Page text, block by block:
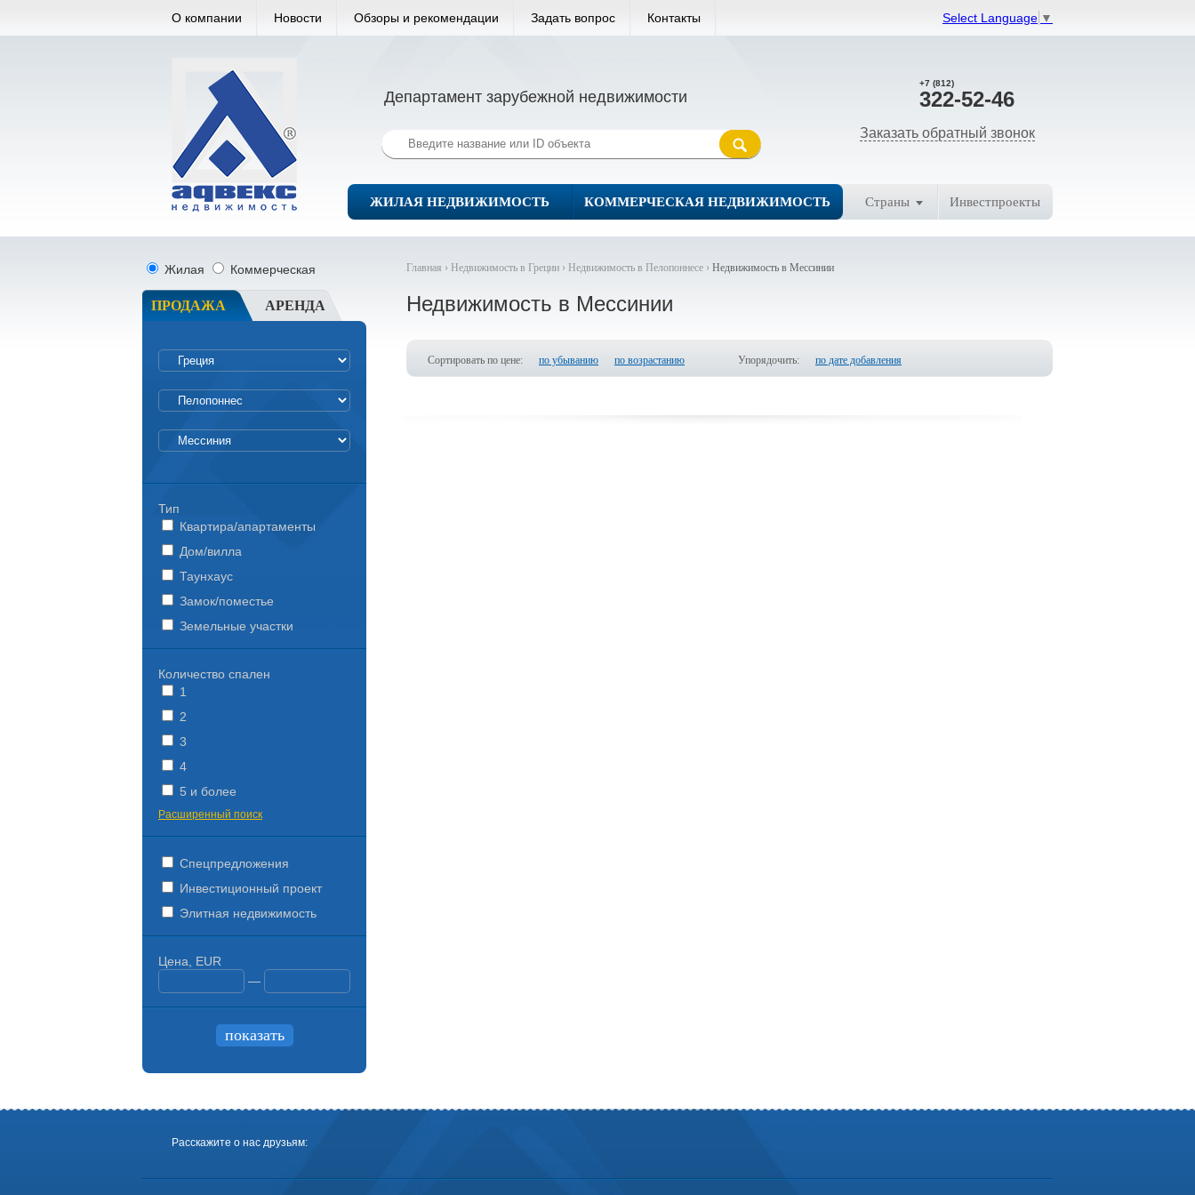
Select Language ▼
О компании Новости Обзоры и рекомендации Задать вопрос Контакты
+7 (812)
322-52-46
Заказать обратный звонок
Департамент зарубежной недвижимости
ЖИЛАЯ НЕДВИЖИМОСТЬ КОММЕРЧЕСКАЯ НЕДВИЖИМОСТЬ Страны Инвестпроекты
Главная › Недвижимость в Греции › Недвижимость в Пелопоннесе › Недвижимость в Мессинии
Недвижимость в Мессинии
Сортировать по цене: по убыванию по возрастанию Упорядочить: по дате добавления
Жилая Коммерческая
ПРОДАЖА АРЕНДА
Тип
Квартира/апартаменты
Дом/вилла
Таунхаус
Замок/поместье
Земельные участки
Количество спален
1
2
3
4
5 и более
Расширенный поиск
Спецпредложения
Инвестиционный проект
Элитная недвижимость
Цена, EUR
—
Расскажите о нас друзьям: